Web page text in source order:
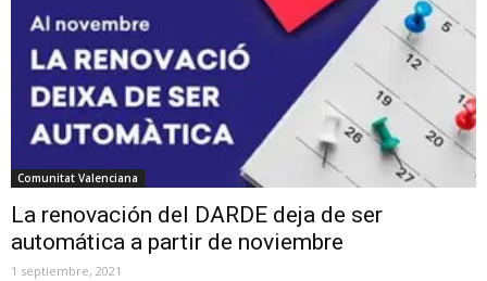
Comunitat Valenciana
La renovación del DARDE deja de ser
automática a partir de noviembre
1 septiembre, 2021